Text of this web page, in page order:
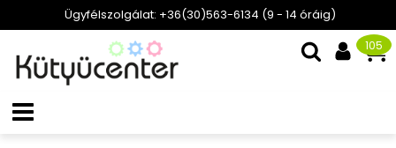
Ügyfélszolgálat: +36(30)563-6134 (9 - 14 óráig)
105